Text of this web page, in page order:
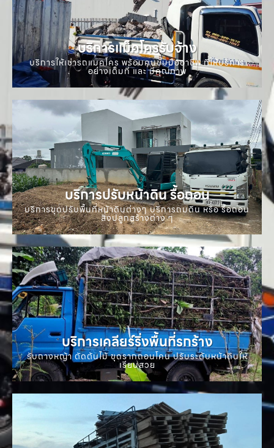
บริการแม็คโครรับจ้าง
บริการให้เช่ารถแมคโคร พร้อมคนขับมืออาชีพ ที่ให้บริการ
อย่างเต็มที่ และ มีคุณภาพ
บริการปรับหน้าดิน รื้อถอน
บริการขุดปรับพื้นที่หน้าดินต่างๆ บริการถมดิน หรือ รื้อถอน
สิ่งปลูกสร้างต่าง ๆ
บริการเคลียร์ริ่งพื้นที่รกร้าง
รับถางหญ้า ตัดต้นไม้ ขุดรากถอนโคน ปรับระดับหน้าดินให้
เรียบสวย